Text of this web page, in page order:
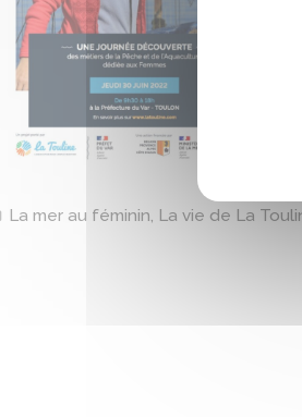
Catégories
La mer au féminin, La vie de La